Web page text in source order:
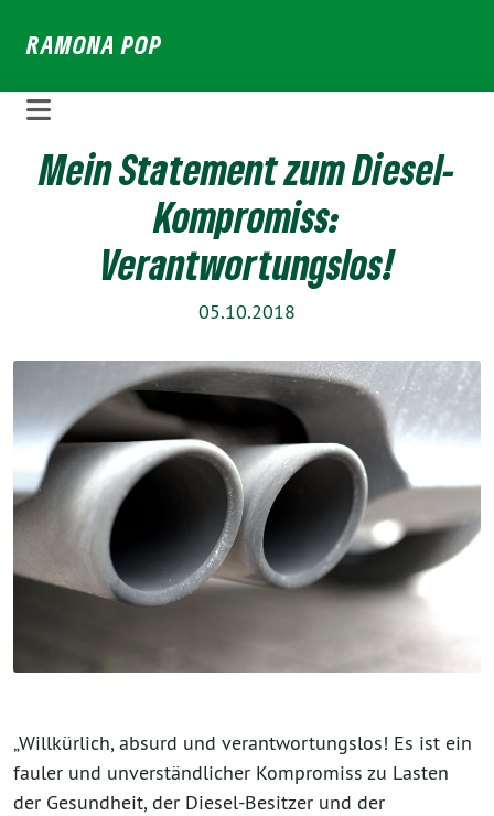
zumRAMONA POP
Mein Statement zum Diesel-
Kompromiss:
Verantwortungslos!
05.10.2018
„Willkürlich, absurd und verantwortungslos! Es ist ein
fauler und unverständlicher Kompromiss zu Lasten
der Gesundheit, der Diesel-Besitzer und der